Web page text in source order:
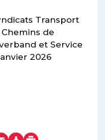
Transport
de
et Service
2026